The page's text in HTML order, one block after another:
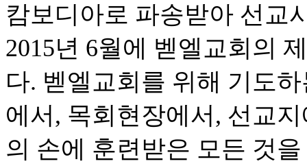
캄보디아로 파송받아 선교
2015년 6월에 벧엘교회의
다. 벧엘교회를 위해 기도
에서, 목회현장에서, 선교
의 손에 훈련받은 모든 것